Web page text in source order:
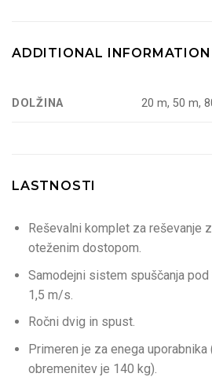
ADDITIONAL INFORMATION
DOLŽINA 20 m, 50 m,
LASTNOSTI
Reševalni komplet za reševanje
oteženim dostopom.
Samodejni sistem spuščanja
1,5 m/s.
Ročni dvig in spust.
Primeren je za enega uporabnika
obremenitev je 140 kg).